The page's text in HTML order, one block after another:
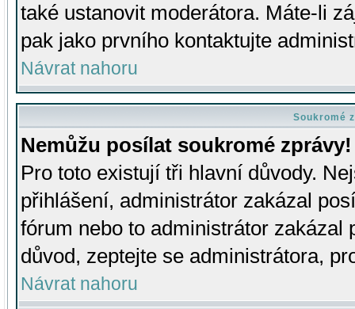
také ustanovit moderátora. Máte-li
pak jako prvního kontaktujte
Návrat nahoru
Soukromé
Nemůžu posílat soukromé zprávy!
Pro toto existují tři hlavní důvody.
přihlášení, administrátor zakázal
fórum nebo to administrátor zakázal
důvod, zeptejte se administrátora,
Návrat nahoru